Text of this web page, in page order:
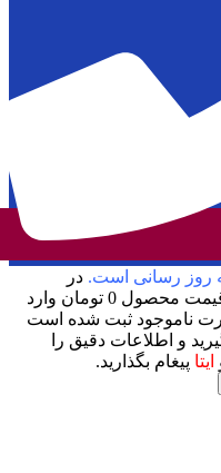
روز رسانی است. در
صورتیکه قیمت محصول درج نشده ، قیمت محصول 0 تومان وارد
ناموجود ثبت شده است
و اطلاعات دقیق را
ایتا پیغام بگذارید.